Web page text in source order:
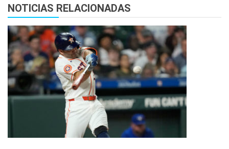
NOTICIAS RELACIONADAS